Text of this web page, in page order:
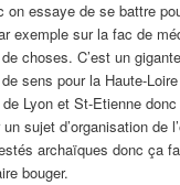
on essaye de se battre
exemple sur la fac de
choses. C’est un
sens pour la Haute-
Lyon et St-Etienne
sujet d’organisation de
archaïques donc ça
bouger.